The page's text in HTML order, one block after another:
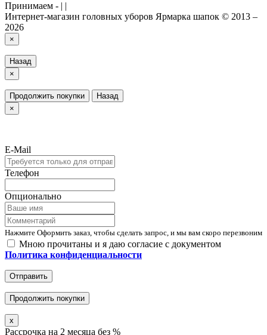
Принимаем - | |
Интернет-магазин головных уборов Ярмарка шапок © 2013 –
2026
×
Назад
×
Продолжить покупки
Назад
×
E-Mail
Телефон
Опционально
Нажмите Оформить заказ, чтобы сделать запрос, и мы вам скоро перезвоним
Мною прочитаны и я даю согласие с документом
Политика конфиденциальности
Отправить
Продолжить покупки
x
Рассрочка на 2 месяца без %